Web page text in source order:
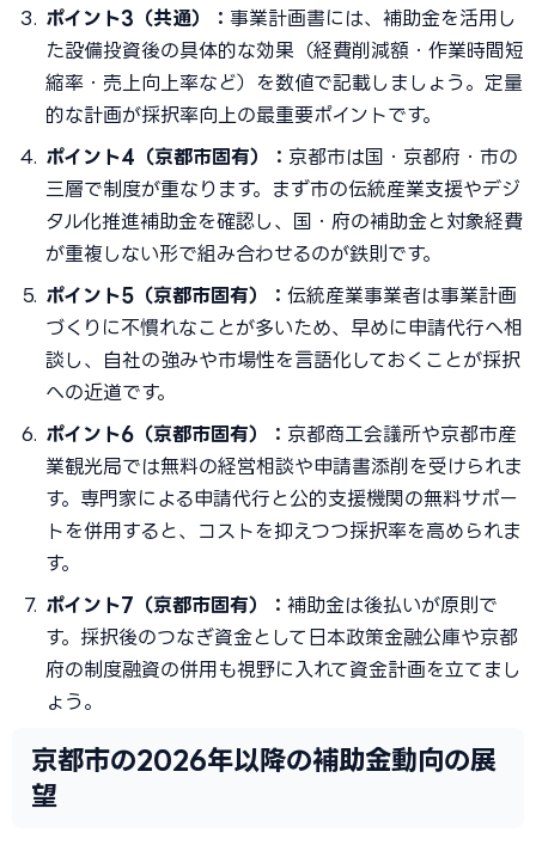
ポイント3（共通）： 事業計画書には、補助金を活用し
た設備投資後の具体的な効果（経費削減額・作業時間短
縮率・売上向上率など）を数値で記載しましょう。定量
的な計画が採択率向上の最重要ポイントです。
ポイント4（京都市固有）： 京都市は国・京都府・市の
三層で制度が重なります。まず市の伝統産業支援やデジ
タル化推進補助金を確認し、国・府の補助金と対象経費
が重複しない形で組み合わせるのが鉄則です。
ポイント5（京都市固有）： 伝統産業事業者は事業計画
づくりに不慣れなことが多いため、早めに申請代行へ相
談し、自社の強みや市場性を言語化しておくことが採択
への近道です。
ポイント6（京都市固有）： 京都商工会議所や京都市産
業観光局では無料の経営相談や申請書添削を受けられま
す。専門家による申請代行と公的支援機関の無料サポー
トを併用すると、コストを抑えつつ採択率を高められま
す。
ポイント7（京都市固有）： 補助金は後払いが原則で
す。採択後のつなぎ資金として日本政策金融公庫や京都
府の制度融資の併用も視野に入れて資金計画を立てまし
ょう。
京都市の2026年以降の補助金動向の展
望